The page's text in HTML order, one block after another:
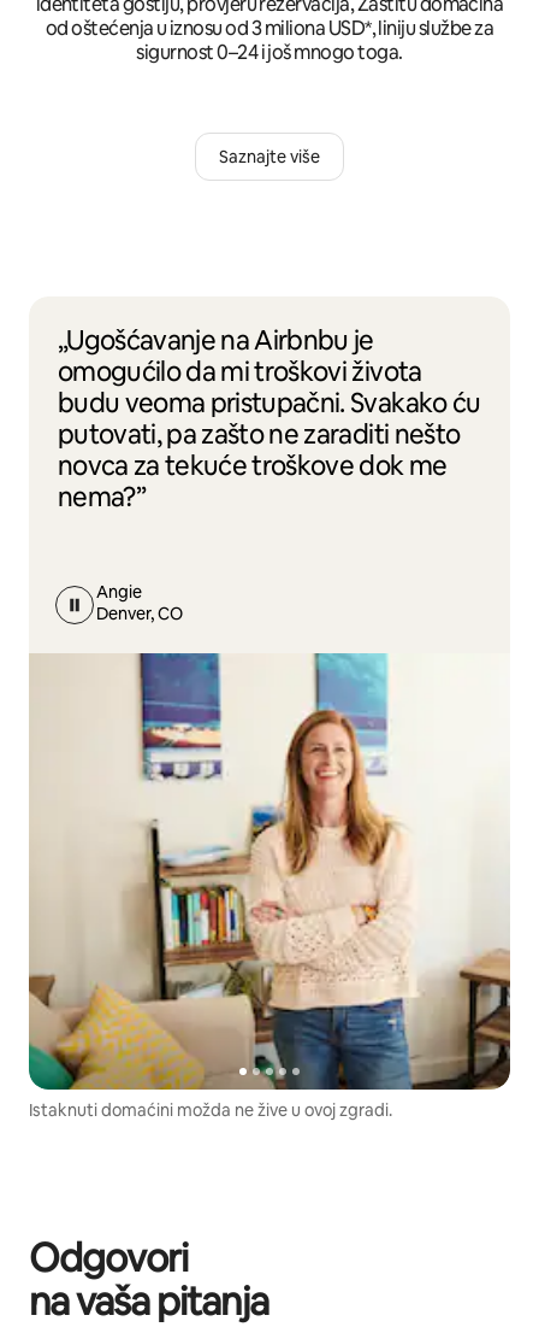
od oštećenja u iznosu od 3 miliona USD*, liniju službe za
sigurnost 0–24 i još mnogo toga.
Saznajte više
„Ugošćavanje na Airbnbu je
omogućilo da mi troškovi života
budu veoma pristupačni. Svakako ću
putovati, pa zašto ne zaraditi nešto
novca za tekuće troškove dok me
nema?”
Angie
Denver, CO
Istaknuti domaćini možda ne žive u ovoj zgradi.
Odgovori
na vaša pitanja